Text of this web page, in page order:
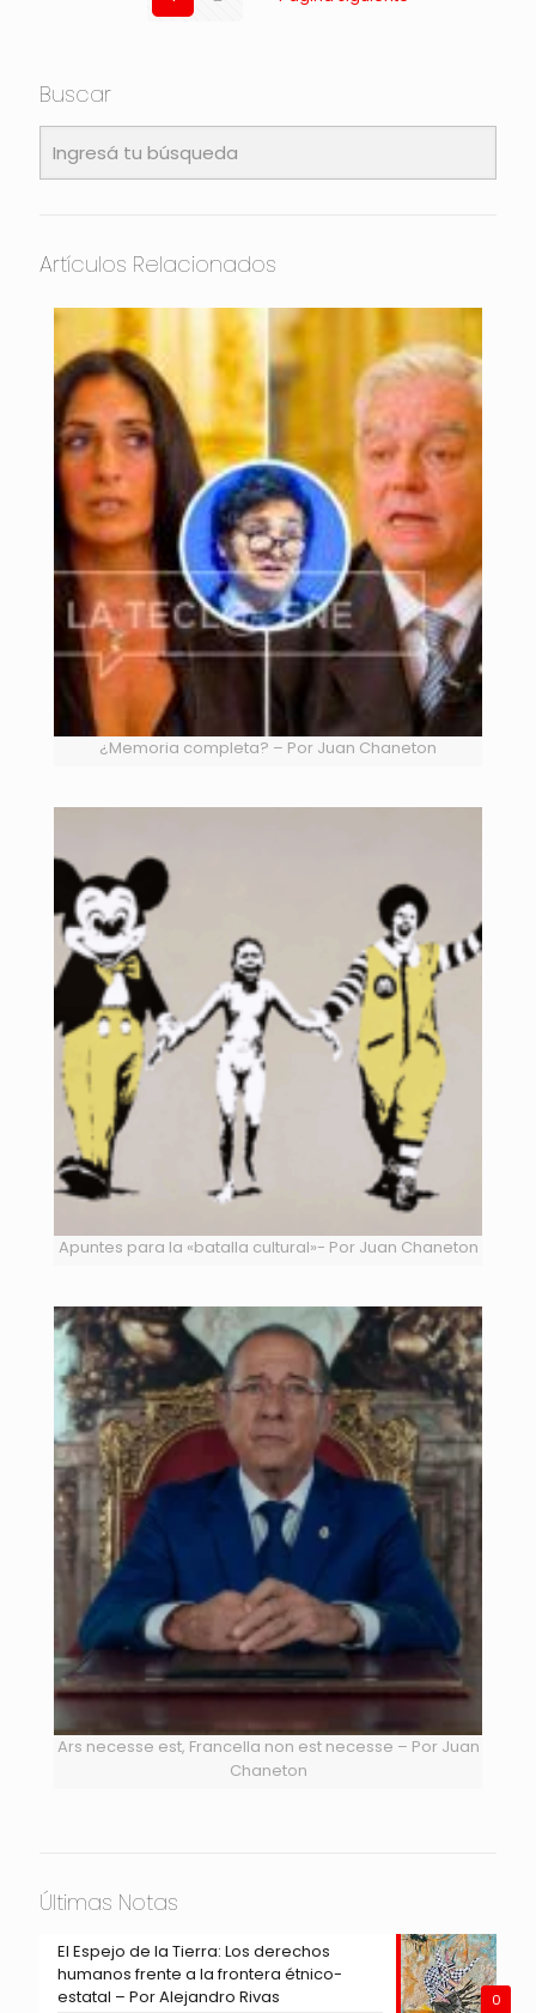
Buscar
Artículos Relacionados
¿Memoria completa? – Por Juan Chaneton
Apuntes para la «batalla cultural»- Por Juan Chaneton
Ars necesse est, Francella non est necesse – Por Juan
Chaneton
Últimas Notas
0
El Espejo de la Tierra: Los derechos
humanos frente a la frontera étnico-
estatal – Por Alejandro Rivas